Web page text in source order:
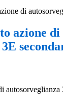
di
azione di
autosorveglianza